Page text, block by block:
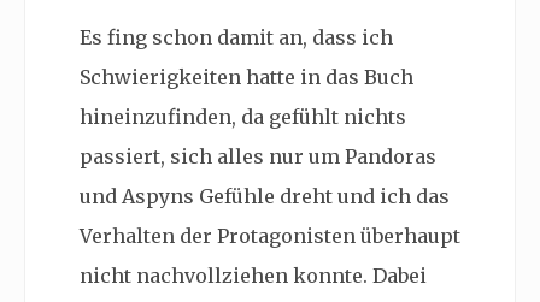
Es fing schon damit an, dass ich
Schwierigkeiten hatte in das Buch
hineinzufinden, da gefühlt nichts
passiert, sich alles nur um Pandoras
und Aspyns Gefühle dreht und ich das
Verhalten der Protagonisten überhaupt
nicht nachvollziehen konnte. Dabei